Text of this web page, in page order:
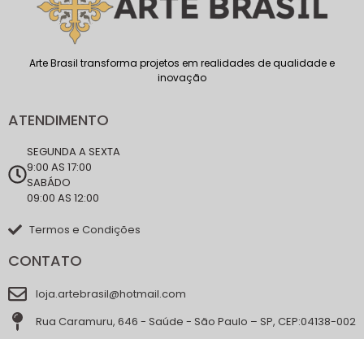
Arte Brasil transforma projetos em realidades de qualidade e
inovação
ATENDIMENTO
SEGUNDA A SEXTA
9:00 AS 17:00
SABÁDO
09:00 AS 12:00
Termos e Condições
CONTATO
loja.artebrasil@hotmail.com
Rua Caramuru, 646 - Saúde - São Paulo – SP, CEP:04138-002